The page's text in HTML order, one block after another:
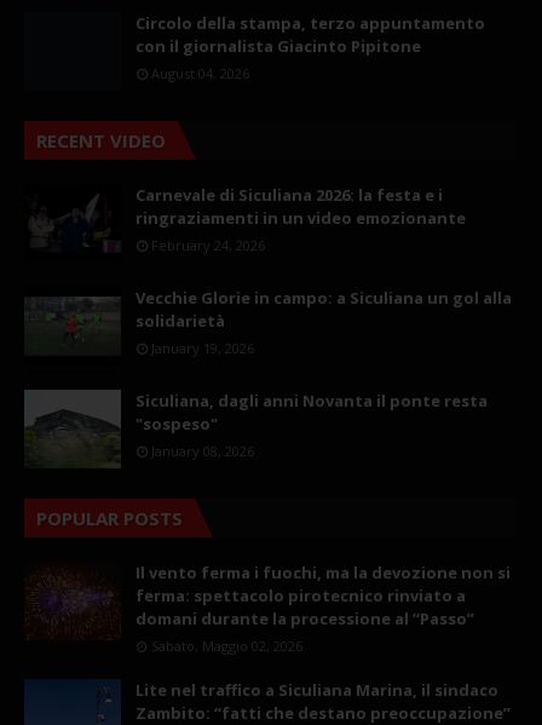
Circolo della stampa, terzo appuntamento
con il giornalista Giacinto Pipitone
August 04, 2026
RECENT VIDEO
Carnevale di Siculiana 2026: la festa e i
ringraziamenti in un video emozionante
February 24, 2026
Vecchie Glorie in campo: a Siculiana un gol alla
solidarietà
January 19, 2026
Siculiana, dagli anni Novanta il ponte resta
"sospeso"
January 08, 2026
POPULAR POSTS
Il vento ferma i fuochi, ma la devozione non si
ferma: spettacolo pirotecnico rinviato a
domani durante la processione al “Passo”
Sabato, Maggio 02, 2026
Lite nel traffico a Siculiana Marina, il sindaco
Zambito: “fatti che destano preoccupazione”